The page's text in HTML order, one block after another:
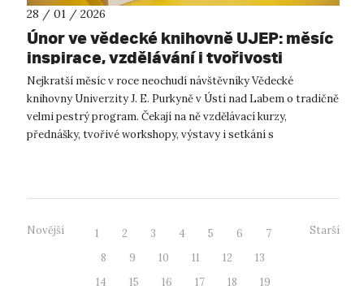
28 / 01 / 2026
Únor ve vědecké knihovně UJEP: měsíc
inspirace, vzdělávání i tvořivosti
Nejkratší měsíc v roce neochudí návštěvníky Vědecké
knihovny Univerzity J. E. Purkyně v Ústí nad Labem o tradičně
velmi pestrý program. Čekají na ně vzdělávací kurzy,
přednášky, tvořivé workshopy, výstavy i setkání s
Novější 1 2 3 4 5 6
7
8
9 10 11 12
13
14
15 16 17 18
19
Starší